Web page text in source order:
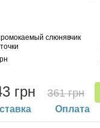
слюнявчик
грн 361 грн
Оплата